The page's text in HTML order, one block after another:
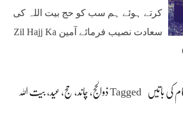
کرتے ہوئے ہم سب کو حج بیت اللہ کی
سعادت نصیب فرمائے آمین Zil Hajj Ka
کی باتیں Taggedذوالحج، چاند، حج، عید، بیت اللہ